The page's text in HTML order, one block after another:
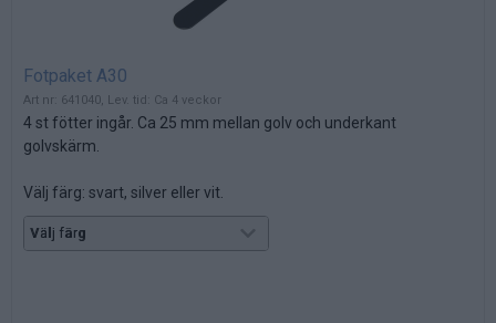
Fotpaket A30
Art nr: 641040, Lev. tid: Ca 4 veckor
4 st fötter ingår. Ca 25 mm mellan golv och underkant
golvskärm.
Välj färg: svart, silver eller vit.